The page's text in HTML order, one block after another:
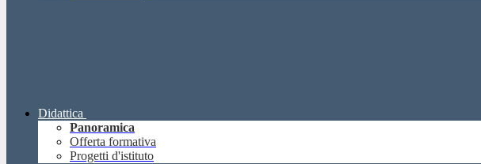
Didattica
Panoramica
Offerta formativa
Progetti d'istituto